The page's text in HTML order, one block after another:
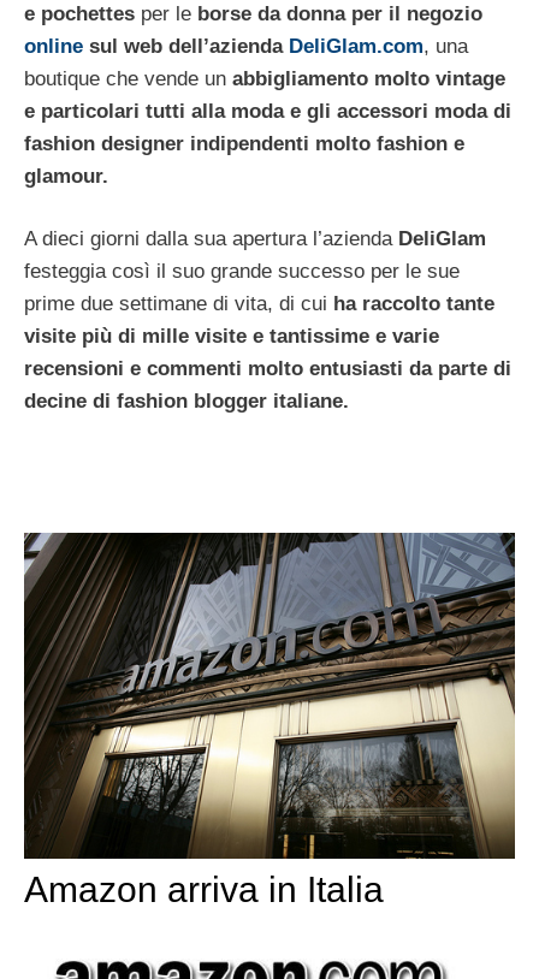
e pochettes per le borse da donna per il negozio
online sul web dell’azienda DeliGlam.com, una
boutique che vende un abbigliamento molto vintage
e particolari tutti alla moda e gli accessori moda di
fashion designer indipendenti molto fashion e
glamour.
A dieci giorni dalla sua apertura l’azienda DeliGlam
festeggia così il suo grande successo per le sue
prime due settimane di vita, di cui ha raccolto tante
visite più di mille visite e tantissime e varie
recensioni e commenti molto entusiasti da parte di
decine di fashion blogger italiane.
Amazon arriva in Italia